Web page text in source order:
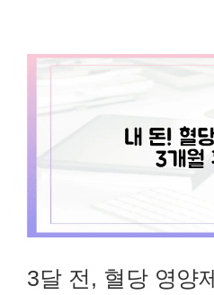
3달 전, 혈당 영양